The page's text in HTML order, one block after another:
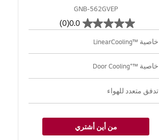
GNB-562GVEP
0.0
(0)
خاصية ™LinearCooling
خاصية ™⁺Door Cooling
تدفق متعدد للهواء
من أين أشتري